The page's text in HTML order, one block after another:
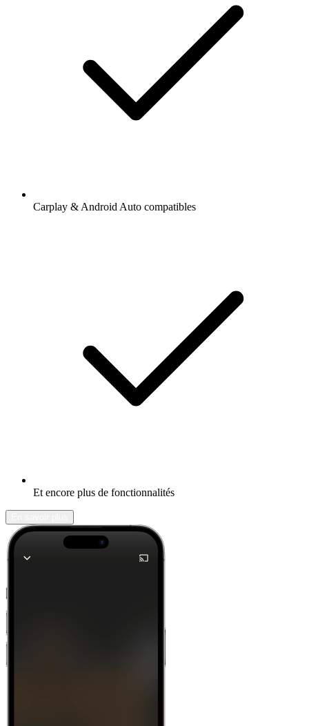
Carplay & Android Auto compatibles
Et encore plus de fonctionnalités